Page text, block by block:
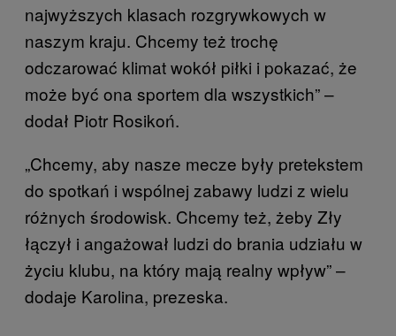
najwyższych klasach rozgrywkowych w
naszym kraju. Chcemy też trochę
odczarować klimat wokół piłki i pokazać, że
może być ona sportem dla wszystkich” –
dodał Piotr Rosikoń.
„Chcemy, aby nasze mecze były pretekstem
do spotkań i wspólnej zabawy ludzi z wielu
różnych środowisk. Chcemy też, żeby Zły
łączył i angażował ludzi do brania udziału w
życiu klubu, na który mają realny wpływ” –
dodaje Karolina, prezeska.